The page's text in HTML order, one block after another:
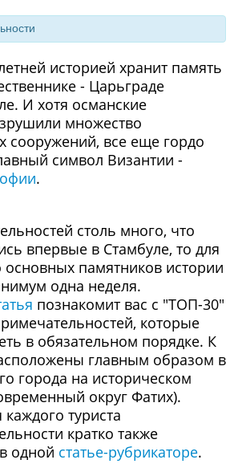
историей хранит память
- Царьграде
И хотя османские
множество
сооружений, все еще гордо
символ Византии -
.
столь много, что
впервые в Стамбуле, то для
основных памятников истории
одна неделя.
познакомит вас с "ТОП-30"
которые
в обязательном порядке. К
главным образом в
города на историческом
округ Фатих).
туриста
кратко также
одной статье-рубрикаторе.